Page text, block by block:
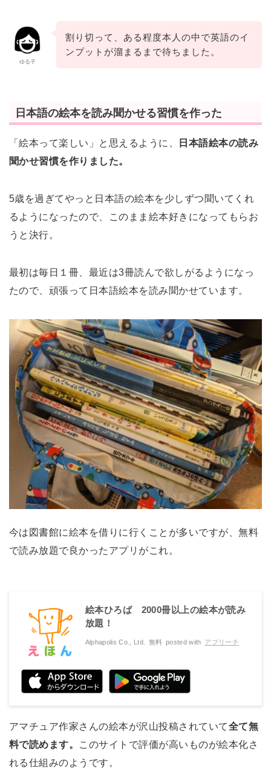
ゆる子
割り切って、ある程度本人の中で英語のイ
ンプットが溜まるまで待ちました。
日本語の絵本を読み聞かせる習慣を作った
「絵本って楽しい」と思えるように、
日本語絵本の読み
聞かせ習慣を作りました。
5歳を過ぎてやっと日本語の絵本を少しずつ聞いてくれ
るようになったので、このまま絵本好きになってもらお
うと決行。
最初は毎日１冊、最近は3冊読んで欲しがるようになっ
たので、頑張って日本語絵本を読み聞かせています。
今は図書館に絵本を借りに行くことが多いですが、無料
で読み放題で良かったアプリがこれ。
絵本ひろば 2000冊以上の絵本が読み
放題‪！‬
Alphapolis Co., Ltd. 無料 posted with アプリーチ
アマチュア作家さんの絵本が沢山投稿されていて全て無
料で読めます。 このサイトで評価が高いものが絵本化さ
れる仕組みのようです。